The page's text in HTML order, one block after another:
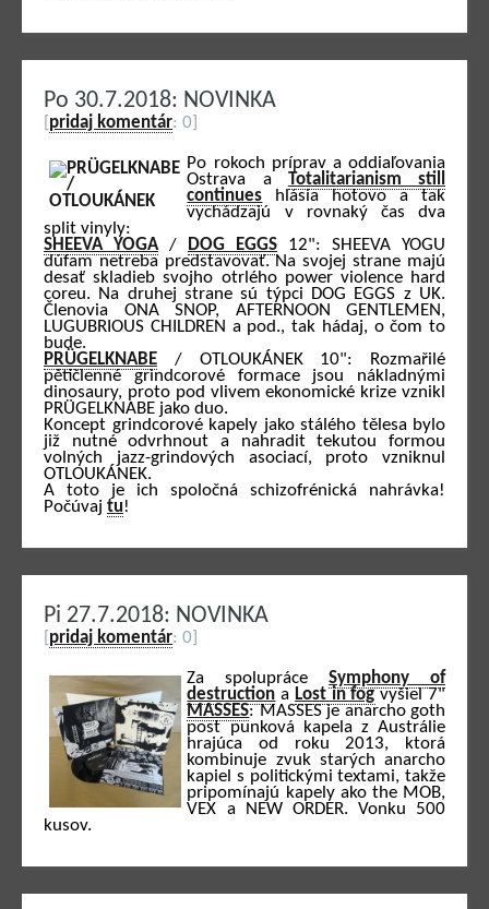
Po 30.7.2018: NOVINKA
pridaj komentár: 0]
Po rokoch príprav a oddiaľovania
Ostrava a Totalitarianism still
continues hlásia hotovo a tak
vychádzajú v rovnaký čas dva
split vinyly:
SHEEVA YOGA/ DOG EGGS 12": SHEEVA YOGU
dúfam netreba predstavovať. Na svojej strane majú
desať skladieb svojho otrlého power violence hard
coreu. Na druhej strane sú týpci DOG EGGS z UK.
Členovia ONA SNOP, AFTERNOON GENTLEMEN,
LUGUBRIOUS CHILDREN a pod., tak hádaj, o čom to
bude.
PRÜGELKNABE / OTLOUKÁNEK 10": Rozmařilé
pětičlenné grindcorové formace jsou nákladnými
dinosaury, proto pod vlivem ekonomické krize vznikl
PRÜGELKNABE jako duo.
Koncept grindcorové kapely jako stálého tělesa bylo
již nutné odvrhnout a nahradit tekutou formou
volných jazz-grindových asociací, proto vzniknul
OTLOUKÁNEK.
A toto je ich spoločná schizofrénická nahrávka!
Počúvaj tu!
Pi 27.7.2018: NOVINKA
pridaj komentár: 0]
Za spolupráceSymphony of
destruction a Lost in fogvyšiel 7"
MASSES: MASSES je anarcho goth
post punková kapela z Austrálie
hrajúca od roku 2013, ktorá
kombinuje zvuk starých anarcho
kapiel s politickými textami, takže
pripomínajú kapely ako the MOB,
VEX a NEW ORDER. Vonku 500
kusov.